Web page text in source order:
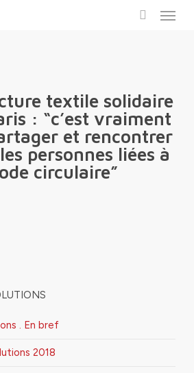
Menu
textile solidaire
: “c’est vraiment
et rencontrer
personnes liées à
circulaire”
. En bref
2018